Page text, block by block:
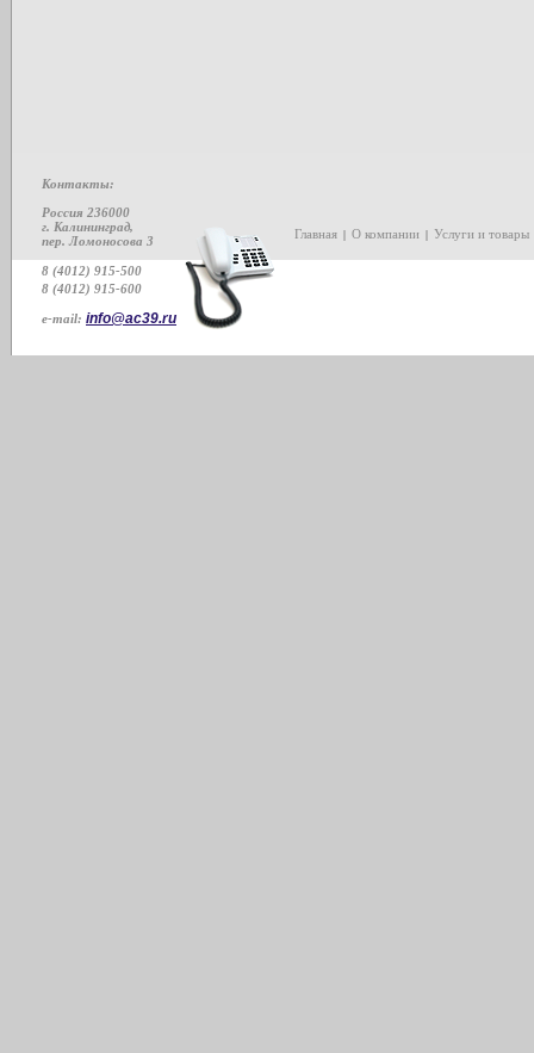
Контакты:
Россия 236000
г. Калининград,
пер. Ломоносова 3
8 (4012) 915-500
8 (4012) 915-600
e-mail: info@ac39.ru
Главная | О компании | Услуги и товары